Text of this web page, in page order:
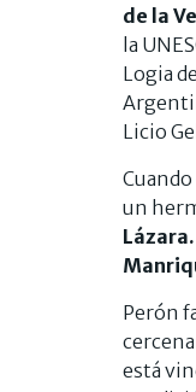
de la
la
Logia
Licio
un
Lázara.
Perón
está